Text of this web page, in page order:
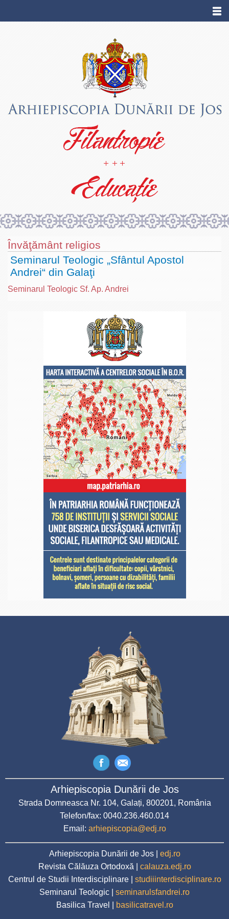
Învăţământ religios
Seminarul Teologic „Sfântul Apostol
Andrei“ din Galaţi
Seminarul Teologic Sf. Ap. Andrei
Arhiepiscopia Dunării de Jos
Strada Domneasca Nr. 104, Galați, 800201, România
Telefon/fax: 0040.236.460.014
Email: arhiepiscopia@edj.ro
Arhiepiscopia Dunării de Jos | edj.ro
Revista Călăuza Ortodoxă | calauza.edj.ro
Centrul de Studii Interdisciplinare | studiiinterdisciplinare.ro
Seminarul Teologic | seminarulsfandrei.ro
Basilica Travel |
basilicatravel.ro